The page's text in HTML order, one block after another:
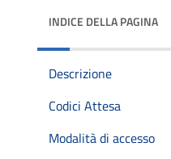
INDICE DELLA PAGINA
Descrizione
Codici Attesa
Modalità di accesso